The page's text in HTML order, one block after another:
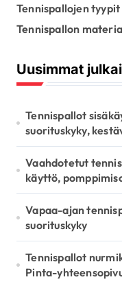
r
:
Tennispallojen tyypit
Tennispallon
Uusimmat
Tennispallot
suorituskyky,
Vaahdotetut
käyttö,
Vapaa-ajan
suorituskyky
Tennispallot
Pinta-